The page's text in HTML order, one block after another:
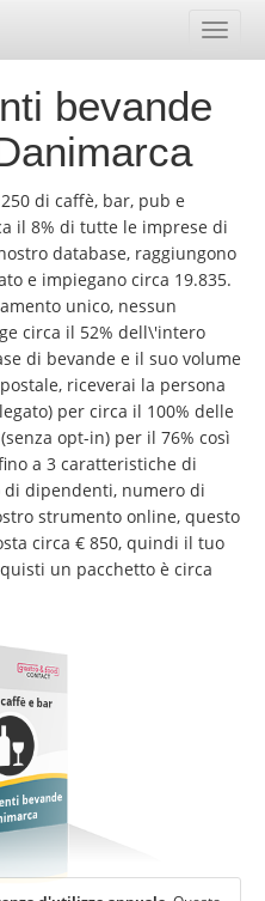
dati
paesi
indirizzi
online
lingua:
English
Português
bevande
di caffè, bar, pub e
il 8% di tutte le imprese di
database, raggiungono
e impiegano circa 19.835.
unico, nessun
circa il 52% dell\'intero
di bevande e il suo volume
riceverai la persona
per circa il 100% delle
opt-in) per il 76% così
a 3 caratteristiche di
dipendenti, numero di
strumento online, questo
circa € 850, quindi il tuo
un pacchetto è circa
e bar
bevande